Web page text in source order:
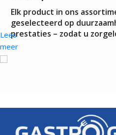
Elk product in ons
geselecteerd op
prestaties – zodat u
Lees
meer